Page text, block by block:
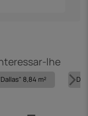
lhe
8,84 m²